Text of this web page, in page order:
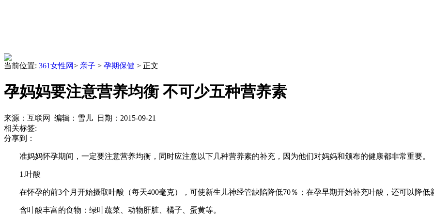
当前位置: 361女性网> 亲子 > 孕期保健 > 正文
孕妈妈要注意营养均衡 不可少五种营养素
来源：互联网 编辑：雪儿 日期：2015-09-21
相关标签:
分享到：
准妈妈怀孕期间，一定要注意营养均衡，同时应注意以下几种营养素的补充，因为他们对妈妈和颁布的健康都非常重要。
1.叶酸
在怀孕的前3个月开始摄取叶酸（每天400毫克），可使新生儿神经管缺陷降低70％；在孕早期开始补充叶酸，还可以降低
含叶酸丰富的食物：绿叶蔬菜、动物肝脏、橘子、蛋黄等。